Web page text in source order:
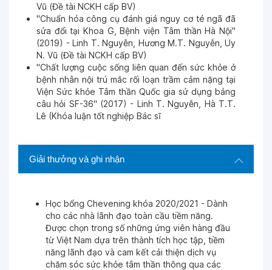
Giải thưởng và ghi nhận
Học bổng Chevening khóa 2020/2021 - Dành
cho các nhà lãnh đạo toàn cầu tiềm năng.
Được chọn trong số những ứng viên hàng đầu
từ Việt Nam dựa trên thành tích học tập, tiềm
năng lãnh đạo và cam kết cải thiện dịch vụ
chăm sóc sức khỏe tâm thần thông qua các
Vũ (Đề tài NCKH cấp BV)
"Chuẩn hóa công cụ đánh giá nguy cơ té ngã đã
sửa đổi tại Khoa G, Bệnh viện Tâm thần Hà Nội"
(2019) - Linh T. Nguyễn, Hương M.T. Nguyễn, Uy
N. Vũ (Đề tài NCKH cấp BV)
"Chất lượng cuộc sống liên quan đến sức khỏe ở
bệnh nhân nội trú mắc rối loạn trầm cảm nặng tại
Viện Sức khỏe Tâm thần Quốc gia sử dụng bảng
câu hỏi SF-36" (2017) - Linh T. Nguyễn, Hà T.T.
Lê (Khóa luận tốt nghiệp Bác sĩ